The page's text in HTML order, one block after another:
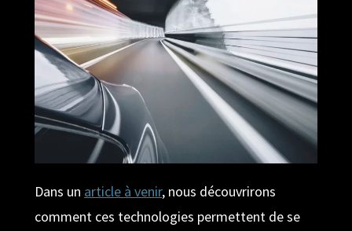
Dans un article à venir, nous découvrirons
comment ces technologies permettent de se